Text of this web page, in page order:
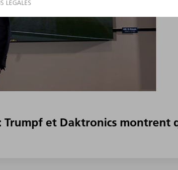
Trumpf et Daktronics montrent